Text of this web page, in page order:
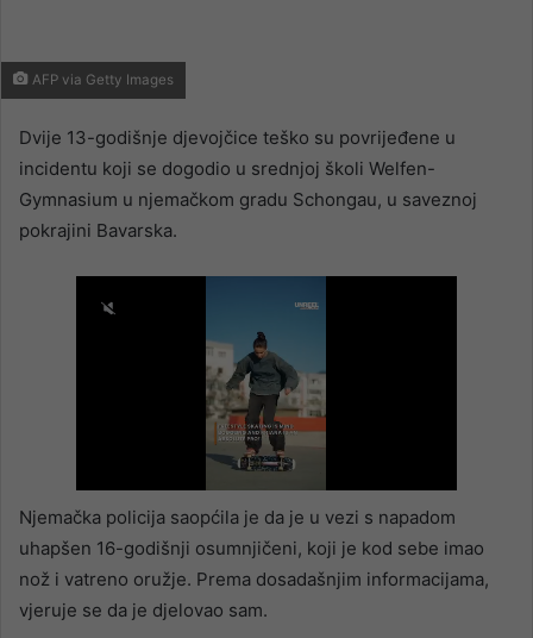
AFP via Getty Images
Dvije 13-godišnje djevojčice teško su povrijeđene u
incidentu koji se dogodio u srednjoj školi Welfen-
Gymnasium u njemačkom gradu Schongau, u saveznoj
pokrajini Bavarska.
Njemačka policija saopćila je da je u vezi s napadom
uhapšen 16-godišnji osumnjičeni, koji je kod sebe imao
nož i vatreno oružje. Prema dosadašnjim informacijama,
vjeruje se da je djelovao sam.